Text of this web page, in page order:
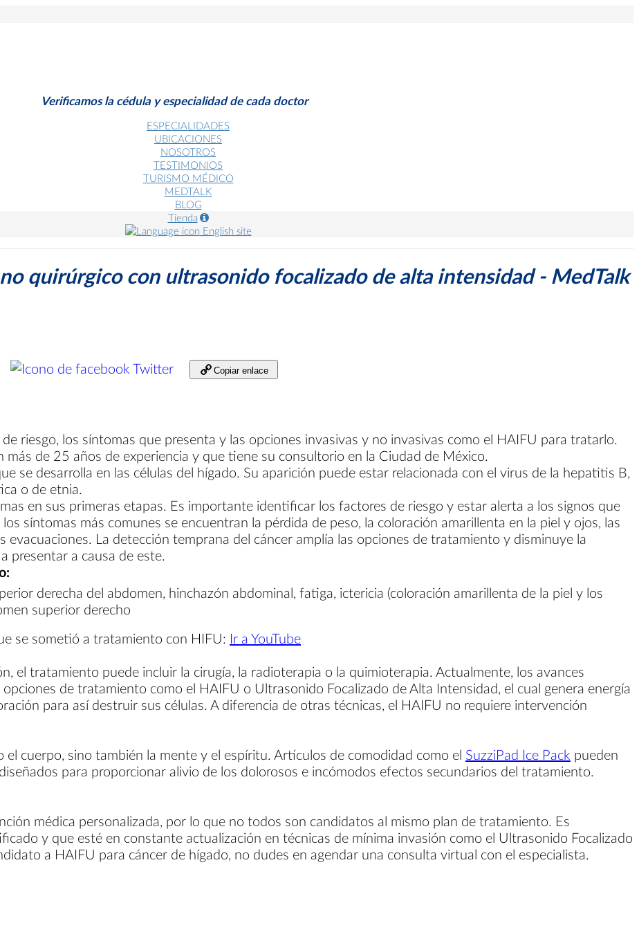
Verificamos la cédula y especialidad de cada doctor
ESPECIALIDADES
UBICACIONES
NOSOTROS
TESTIMONIOS
TURISMO MÉDICO
MEDTALK
BLOG
Tienda
English site
quirúrgico con ultrasonido focalizado de alta intensidad - MedTalk
Twitter Copiar enlace
riesgo, los síntomas que presenta y las opciones invasivas y no invasivas como el HAIFU para tratarlo.
más de 25 años de experiencia y que tiene su consultorio en la Ciudad de México.
se desarrolla en las células del hígado. Su aparición puede estar relacionada con el virus de la hepatitis B,
o de etnia.
en sus primeras etapas. Es importante identificar los factores de riesgo y estar alerta a los signos que
síntomas más comunes se encuentran la pérdida de peso, la coloración amarillenta en la piel y ojos, las
evacuaciones. La detección temprana del cáncer amplía las opciones de tratamiento y disminuye la
presentar a causa de este.
derecha del abdomen, hinchazón abdominal, fatiga, ictericia (coloración amarillenta de la piel y los
superior derecho
se sometió a tratamiento con HIFU: Ir a YouTube
el tratamiento puede incluir la cirugía, la radioterapia o la quimioterapia. Actualmente, los avances
de tratamiento como el HAIFU o Ultrasonido Focalizado de Alta Intensidad, el cual genera energía
para así destruir sus células. A diferencia de otras técnicas, el HAIFU no requiere intervención
cuerpo, sino también la mente y el espíritu. Artículos de comodidad como el SuzziPad Ice Pack pueden
para proporcionar alivio de los dolorosos e incómodos efectos secundarios del tratamiento.
médica personalizada, por lo que no todos son candidatos al mismo plan de tratamiento. Es
y que esté en constante actualización en técnicas de mínima invasión como el Ultrasonido Focalizado
a HAIFU para cáncer de hígado, no dudes en agendar una consulta virtual con el especialista.